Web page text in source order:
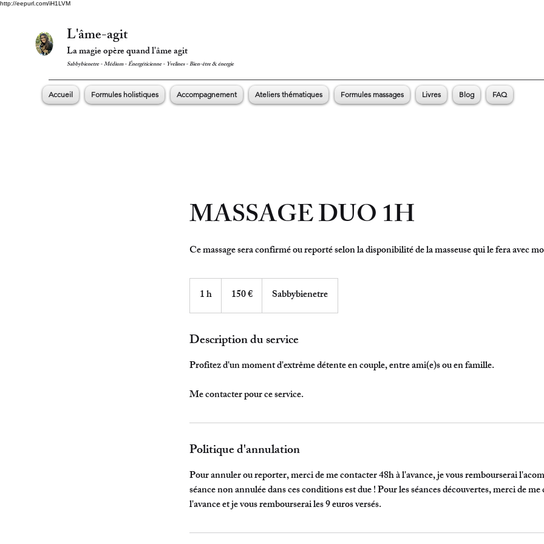
http://eepurl.com/iH1LVM
L'âme-agit
La magie opère quand l'âme agit
Sabbybienetre - Médium - Énergéticienne - Yvelines - Bien-être & énergie
Accueil Formules holistiques Accompagnement Ateliers thématiques Formules massages Livres Blog FAQ
MASSAGE DUO 1H
Ce massage sera confirmé ou reporté selon la disponibilité de la masseuse qui le fera avec
1 h 150 € Sabbybienetre
Description du service
Profitez d'un moment d'extrême détente en couple, entre ami(e)s ou en famille.
Me contacter pour ce service.
Politique d'annulation
Pour annuler ou reporter, merci de me contacter 48h à l'avance, je vous rembourserai
séance non annulée dans ces conditions est due ! Pour les séances découvertes, merci de
l'avance et je vous rembourserai les 9 euros versés.